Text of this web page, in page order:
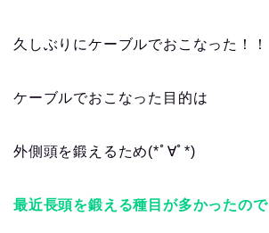
久しぶりにケーブルでおこなった！！
ケーブルでおこなった目的は
外側頭を鍛えるため(*ﾟ∀ﾟ*)
最近長頭を鍛える種目が多かったので